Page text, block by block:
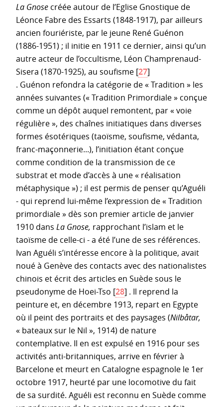
La Gnose créée autour de l’Eglise Gnostique de
Léonce Fabre des Essarts (1848-1917), par ailleurs
ancien fouriériste, par le jeune René Guénon
(1886-1951) ; il initie en 1911 ce dernier, ainsi qu’un
autre acteur de l’occultisme, Léon Champrenaud-
Sisera (1870-1925), au soufisme [27]
. Guénon refondra la catégorie de « Tradition » les
années suivantes (« Tradition Primordiale » conçue
comme un dépôt auquel remontent, par « voie
régulière », des chaînes initiatiques dans diverses
formes ésotériques (taoïsme, soufisme, védanta,
franc-maçonnerie...), l’initiation étant conçue
comme condition de la transmission de ce
substrat et mode d’accès à une « réalisation
métaphysique ») ; il est permis de penser qu’Aguéli
- qui reprend lui-même l’expression de « Tradition
primordiale » dès son premier article de janvier
1910 dans La Gnose, rapprochant l’islam et le
taoïsme de celle-ci - a été l’une de ses références.
Ivan Aguéli s’intéresse encore à la politique, avait
noué à Genève des contacts avec des nationalistes
chinois et écrit des articles en Suède sous le
pseudonyme de Hoei-Tso [28] . Il reprend la
peinture et, en décembre 1913, repart en Egypte
où il peint des portraits et des paysages (Nilbåtar,
« bateaux sur le Nil », 1914) de nature
contemplative. Il en est expulsé en 1916 pour ses
activités anti-britanniques, arrive en février à
Barcelone et meurt en Catalogne espagnole le 1er
octobre 1917, heurté par une locomotive du fait
de sa surdité. Aguéli est reconnu en Suède comme